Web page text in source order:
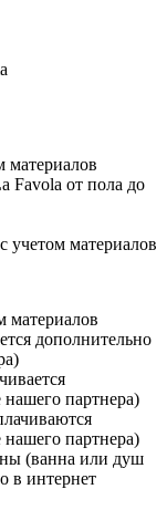
материалов
Favola от пола до
учетом материалов
материалов
дополнительно
нашего партнера)
нашего партнера)
(ванна или душ
в интернет